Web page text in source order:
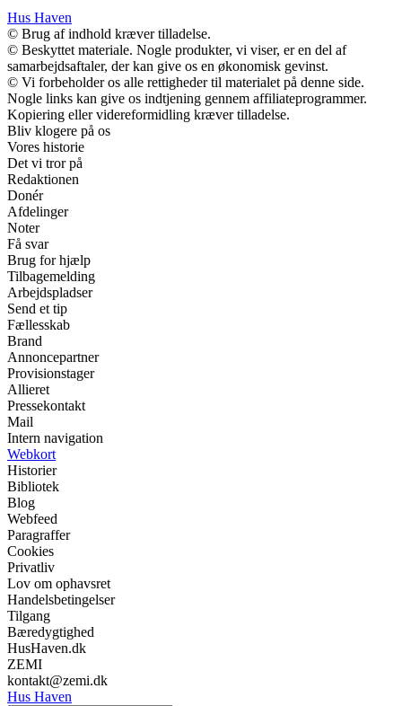
Hus Haven
© Brug af indhold kræver tilladelse.
© Beskyttet materiale. Nogle produkter, vi viser, er en del af
samarbejdsaftaler, der kan give os en økonomisk gevinst.
© Vi forbeholder os alle rettigheder til materialet på denne side.
Nogle links kan give os indtjening gennem affiliateprogrammer.
Kopiering eller videreformidling kræver tilladelse.
Bliv klogere på os
Vores historie
Det vi tror på
Redaktionen
Donér
Afdelinger
Noter
Få svar
Brug for hjælp
Tilbagemelding
Arbejdspladser
Send et tip
Fællesskab
Brand
Annoncepartner
Provisionstager
Allieret
Pressekontakt
Mail
Intern navigation
Webkort
Historier
Bibliotek
Blog
Webfeed
Paragraffer
Cookies
Privatliv
Lov om ophavsret
Handelsbetingelser
Tilgang
Bæredygtighed
HusHaven.dk
ZEMI
kontakt@zemi.dk
Hus Haven